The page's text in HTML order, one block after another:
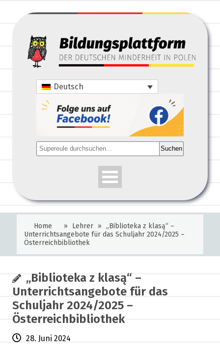
Deutsch
Suchen
Home » Lehrer » „Biblioteka z klasą“ –
Unterrichtsangebote für das Schuljahr 2024/2025 –
Österreichbibliothek
„Biblioteka z klasą“ –
Unterrichtsangebote für das
Schuljahr 2024/2025 –
Österreichbibliothek
28. Juni 2024